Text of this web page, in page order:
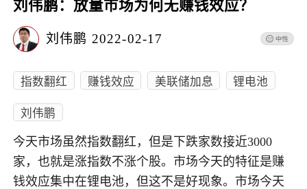
刘伟鹏：放量市场为何无赚钱效应？
刘伟鹏 2022-02-17
指数翻红 赚钱效应 美联储加息
锂电池
刘伟鹏
今天市场虽然指数翻红，但是下跌家数接近3000
家，也就是涨指数不涨个股。市场今天的特征是赚
钱效应集中在锂电池，但这不是好现象。市场今天